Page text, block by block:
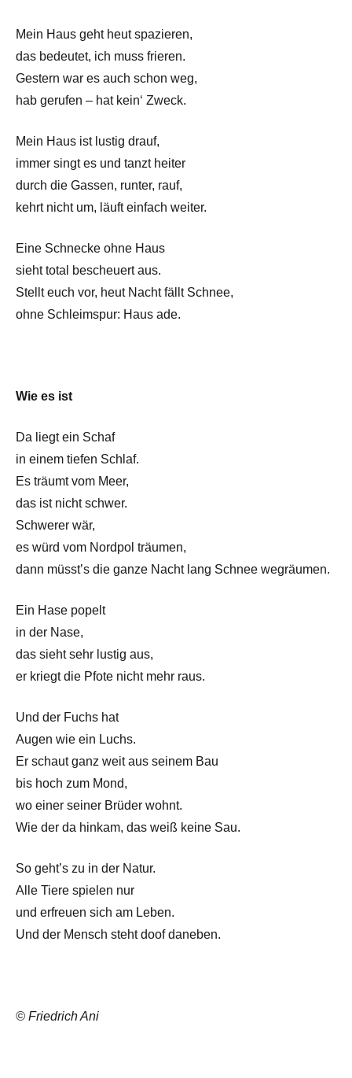
Mein Haus geht heut spazieren,
das bedeutet, ich muss frieren.
Gestern war es auch schon weg,
hab gerufen – hat kein‘ Zweck.
Mein Haus ist lustig drauf,
immer singt es und tanzt heiter
durch die Gassen, runter, rauf,
kehrt nicht um, läuft einfach weiter.
Eine Schnecke ohne Haus
sieht total bescheuert aus.
Stellt euch vor, heut Nacht fällt Schnee,
ohne Schleimspur: Haus ade.
Wie es ist
Da liegt ein Schaf
in einem tiefen Schlaf.
Es träumt vom Meer,
das ist nicht schwer.
Schwerer wär,
es würd vom Nordpol träumen,
dann müsst’s die ganze Nacht lang Schnee wegräumen.
Ein Hase popelt
in der Nase,
das sieht sehr lustig aus,
er kriegt die Pfote nicht mehr raus.
Und der Fuchs hat
Augen wie ein Luchs.
Er schaut ganz weit aus seinem Bau
bis hoch zum Mond,
wo einer seiner Brüder wohnt.
Wie der da hinkam, das weiß keine Sau.
So geht’s zu in der Natur.
Alle Tiere spielen nur
und erfreuen sich am Leben.
Und der Mensch steht doof daneben.
© Friedrich Ani